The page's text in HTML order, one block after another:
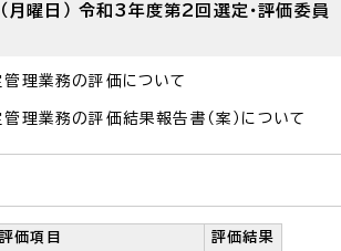
月曜日） 令和3年度第2回選定・評価委員
理業務の評価について
理業務の評価結果報告書（案）について
評価項目 評価結果